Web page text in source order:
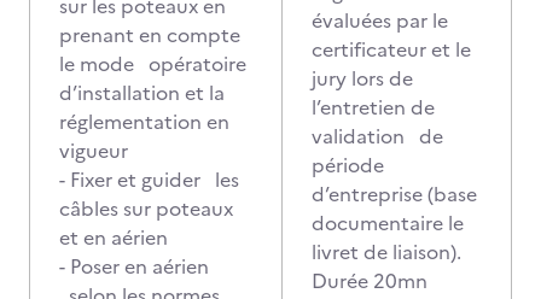
sur les poteaux en
prenant en compte
le mode opératoire
d’installation et la
réglementation en
vigueur
- Fixer et guider les
câbles sur poteaux
et en aérien
- Poser en aérien
évaluées par le
certificateur et le
jury lors de
l’entretien de
validation de
période
d’entreprise (base
documentaire le
livret de liaison).
Durée 20mn